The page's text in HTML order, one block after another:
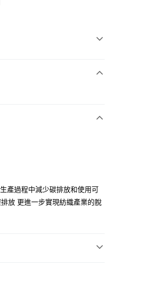
產過程中減少碳排放和使用可
放 更進一步實現紡織產業的脫